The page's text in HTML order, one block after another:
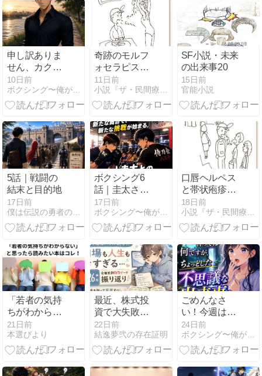
申し訳ありま
せん、カクヨ
ムに投稿する
予定でし
て・・・！！
10日前
ボクシング〜俺が最高の世界チャンピオンになる〜
奇跡のモルフ
ォセラピスト
「セイント・
セキグチ」誕
生 （小説
法』177）
11日前
SF小説・未来
の出来事20
15日前
官能小説
5話｜戦闘の
結末と目的地
17日前
僕は伝説の勇者の御一行
ボクシング6
話｜圭太さん
とのスパーリ
ング
17日前
ボクシング〜俺が最高の世界チャンピオンになる〜
口唇ヘルペス
と帯状疱疹の
鍵を握る背骨
のズレ （小説
『ザ・民間療
18日前
「若者の気持
ちがわからな
い」と思った
ら読みたい本
はコレ！
21日前
本選びより
最近、株式投
資で大失敗し
ましたー！！
反省がてら
Noteを書いて
もう気分を慰
22日前
結逸夢弐の存在証明
ごめんなさ
い！今週は休
載しますm(_
_)m｜お詫び
と言っては何
っとした不思
24日前
ボクシング〜俺が最高の世界チャンピオンになる〜